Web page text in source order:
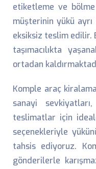
etiketleme ve
müşterinin yükü
eksiksiz teslim edilir.
taşımacılıkta
ortadan
Komple araç
sanayi
teslimatlar için
seçenekleriyle
tahsis ediyoruz.
gönderilerle